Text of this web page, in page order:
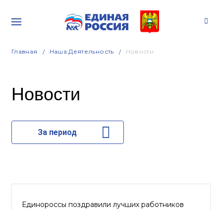
Главная Наша Деятельность Новости
Новости
За период
Единороссы поздравили лучших работников